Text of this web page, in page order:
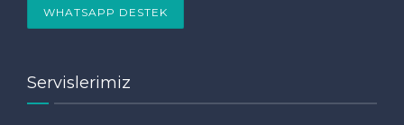
WHATSAPP DESTEK
Servislerimiz